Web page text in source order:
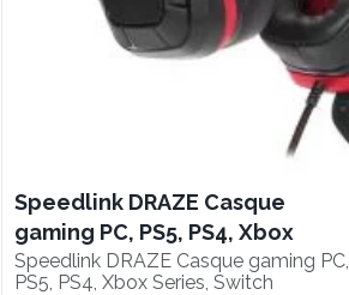
Speedlink DRAZE Casque
gaming PC, PS5, PS4, Xbox
Series, Switch
Speedlink DRAZE Casque gaming PC,
PS5, PS4, Xbox Series, Switch